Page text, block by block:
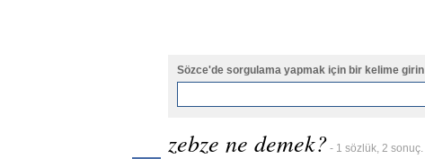
Sözce'de sorgulama yapmak için bir kelime girin
zebze ne demek? - 1 sözlük, 2 sonuç.